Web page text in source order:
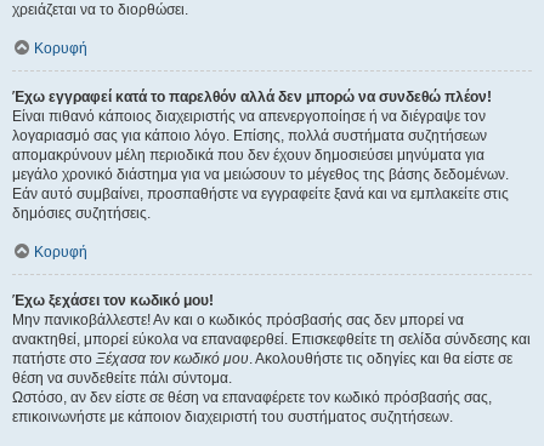
χρειάζεται να το διορθώσει.
Κορυφή
Έχω εγγραφεί κατά το παρελθόν αλλά δεν μπορώ να συνδεθώ πλέον!
Είναι πιθανό κάποιος διαχειριστής να απενεργοποίησε ή να διέγραψε τον
λογαριασμό σας για κάποιο λόγο. Επίσης, πολλά συστήματα συζητήσεων
απομακρύνουν μέλη περιοδικά που δεν έχουν δημοσιεύσει μηνύματα για
μεγάλο χρονικό διάστημα για να μειώσουν το μέγεθος της βάσης δεδομένων.
Εάν αυτό συμβαίνει, προσπαθήστε να εγγραφείτε ξανά και να εμπλακείτε στις
δημόσιες συζητήσεις.
Κορυφή
Έχω ξεχάσει τον κωδικό μου!
Μην πανικοβάλλεστε! Αν και ο κωδικός πρόσβασής σας δεν μπορεί να
ανακτηθεί, μπορεί εύκολα να επαναφερθεί. Επισκεφθείτε τη σελίδα σύνδεσης και
πατήστε στο Ξέχασα τον κωδικό μου. Ακολουθήστε τις οδηγίες και θα είστε σε
θέση να συνδεθείτε πάλι σύντομα.
Ωστόσο, αν δεν είστε σε θέση να επαναφέρετε τον κωδικό πρόσβασής σας,
επικοινωνήστε με κάποιον διαχειριστή του συστήματος συζητήσεων.